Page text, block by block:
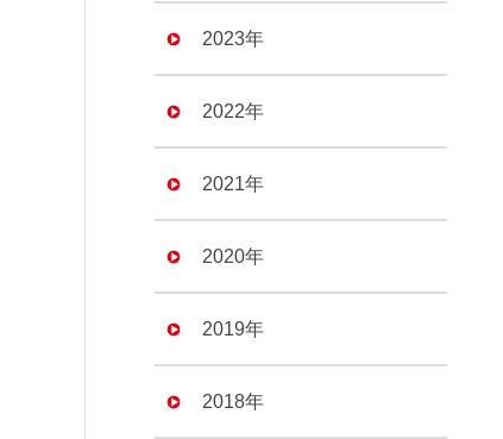
2023年
2022年
2021年
2020年
2019年
2018年